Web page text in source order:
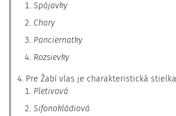
Spájavky
Chary
Panciernatky
Rozsievky
4. Pre Žabí vlas je charakteristická
Pletivová
Sifonokládiová